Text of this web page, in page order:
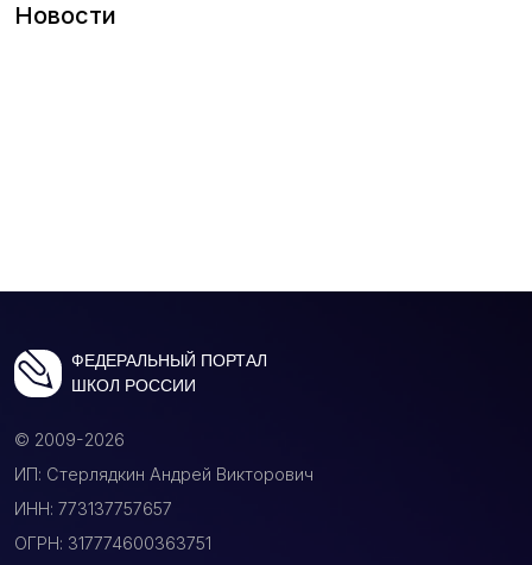
Новости
ФЕДЕРАЛЬНЫЙ ПОРТАЛ
ШКОЛ РОССИИ
© 2009-2026
ИП: Стерлядкин Андрей Викторович
ИНН: 773137757657
ОГРН: 317774600363751